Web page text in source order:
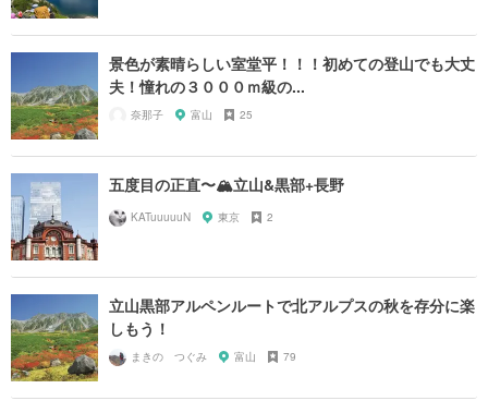
景色が素晴らしい室堂平！！！初めての登山でも大丈
夫！憧れの３０００ｍ級の...
奈那子 富山 25
五度目の正直〜🏔立山&黒部+長野
KATuuuuuN 東京 2
立山黒部アルペンルートで北アルプスの秋を存分に楽
しもう！
まきの つぐみ 富山 79